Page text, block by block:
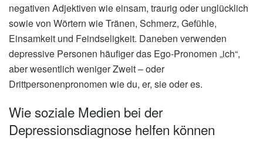
negativen Adjektiven wie einsam, traurig oder unglücklich
sowie von Wörtern wie Tränen, Schmerz, Gefühle,
Einsamkeit und Feindseligkeit. Daneben verwenden
depressive Personen häufiger das Ego-Pronomen „ich“,
aber wesentlich weniger Zweit – oder
Drittpersonenpronomen wie du, er, sie oder es.
Wie soziale Medien bei der
Depressionsdiagnose helfen können